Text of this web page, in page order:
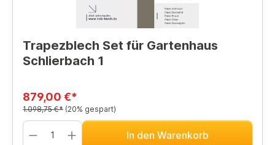
Trapezblech Set für Gartenhaus
Schlierbach 1
879,00 €*
1.098,75 €* (20% gespart)
In den Warenkorb